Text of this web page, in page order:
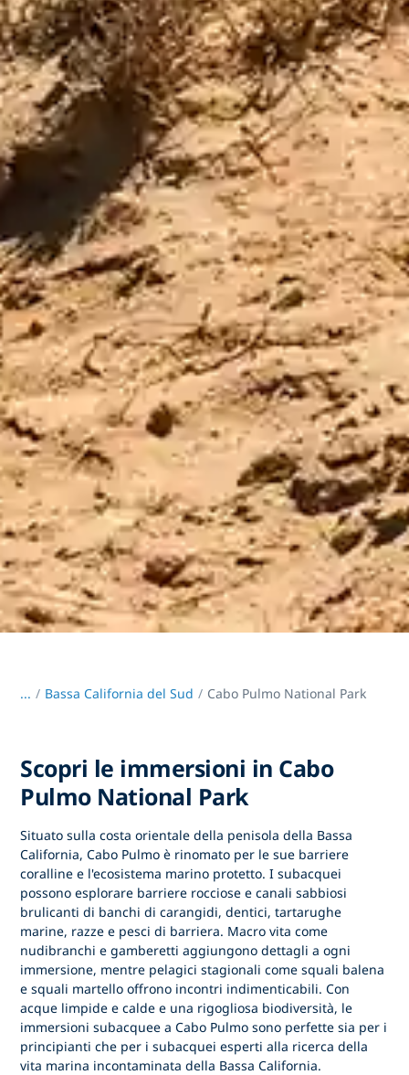
... / Bassa California del Sud Cabo Pulmo National Park
Scopri le immersioni in Cabo
Pulmo National Park
Situato sulla costa orientale della penisola della Bassa
California,Cabo Pulmo è rinomato per le sue barriere
coralline e l'ecosistema marino protetto. I subacquei
possono esplorare barriere rocciose e canali sabbiosi
brulicanti di banchi di carangidi, dentici, tartarughe
marine, razze e pesci di barriera. Macro vita come
nudibranchi e gamberetti aggiungono dettagli a ogni
immersione, mentre pelagici stagionali come squali balena
e squali martello offrono incontri indimenticabili. Con
acque limpide e calde e una rigogliosa biodiversità, le
immersioni subacquee a Cabo Pulmo sono perfette sia per i
principianti che per i subacquei esperti alla ricerca della
vita marina incontaminata della Bassa California.